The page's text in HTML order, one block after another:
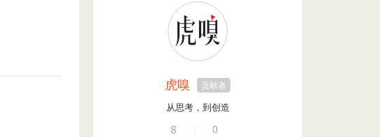
虎嗅 贡献者
从思考，到创造
8
0